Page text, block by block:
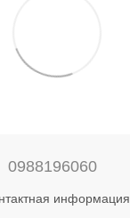
0988196060
информация